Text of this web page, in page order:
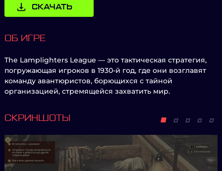
СКАЧАТЬ
ОБ ИГРЕ
The Lamplighters League — это тактическая стратегия,
погружающая игроков в 1930-й год, где они возглавят
команду авантюристов, борющихся с тайной
организацией, стремящейся захватить мир.
СКРИНШОТЫ